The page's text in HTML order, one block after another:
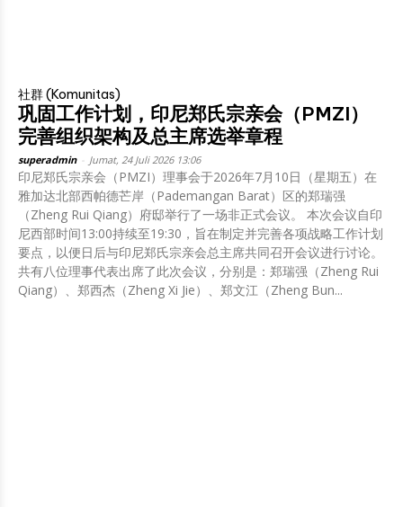
社群 (Komunitas)
巩固工作计划，印尼郑氏宗亲会（PMZI）
完善组织架构及总主席选举章程
superadmin Jumat, 24 Juli 2026 13:06
印尼郑氏宗亲会（PMZI）理事会于2026年7月10日（星期五）在
雅加达北部西帕德芒岸（Pademangan Barat）区的郑瑞强
（Zheng Rui Qiang）府邸举行了一场非正式会议。 本次会议自印
尼西部时间13:00持续至19:30，旨在制定并完善各项战略工作计划
要点，以便日后与印尼郑氏宗亲会总主席共同召开会议进行讨论。
共有八位理事代表出席了此次会议，分别是：郑瑞强（Zheng Rui
Qiang）、郑西杰（Zheng Xi Jie）、郑文江（Zheng Bun...